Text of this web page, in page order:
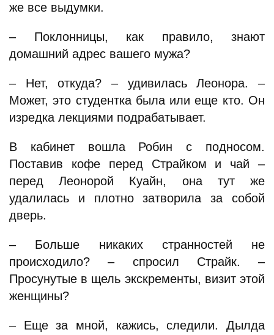
же все выдумки.
– Поклонницы, как правило, знают
домашний адрес вашего мужа?
– Нет, откуда? – удивилась Леонора. –
Может, это студентка была или еще кто. Он
изредка лекциями подрабатывает.
В кабинет вошла Робин с подносом.
Поставив кофе перед Страйком и чай –
перед Леонорой Куайн, она тут же
удалилась и плотно затворила за собой
дверь.
– Больше никаких странностей не
происходило? – спросил Страйк. –
Просунутые в щель экскременты, визит этой
женщины?
– Еще за мной, кажись, следили. Дылда